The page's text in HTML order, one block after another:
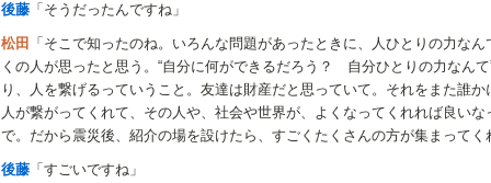
後藤 「そうだったんですね」
松田
「そこで知ったのね。いろんな問題があったときに、人ひとりの力な
くの人が思ったと思う。“自分に何ができるだろう？ 自分ひとりの力なん
り、人を繋げるっていうこと。友達は財産だと思っていて。それをまた誰
人が繋がってくれて、その人や、社会や世界が、よくなってくれれば良い
で。だから震災後、紹介の場を設けたら、すごくたくさんの方が集まってく
後藤 「すごいですね」